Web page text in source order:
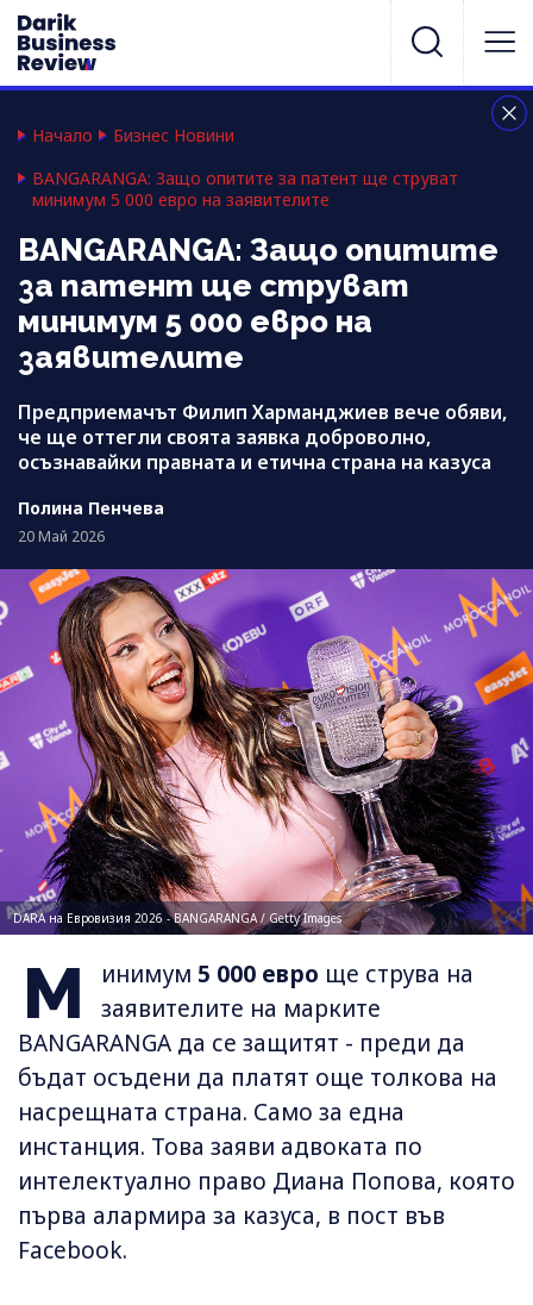
Начало
Бизнес Новини
BANGARANGA: Защо опитите за патент ще струват
минимум 5 000 евро на заявителите
BANGARANGA: Защо опитите
за патент ще струват
минимум 5 000 евро на
заявителите
Предприемачът Филип Харманджиев вече обяви,
че ще оттегли своята заявка доброволно,
осъзнавайки правната и етична страна на казуса
Полина Пенчева
20 Май 2026
DARA на Евровизия 2026 - BANGARANGA / Getty Images
М инимум 5 000 евро ще струва на
заявителите на марките
BANGARANGA да се защитят - преди да
бъдат осъдени да платят още толкова на
насрещната страна. Само за една
инстанция. Това заяви адвоката по
интелектуално право Диана Попова, която
първа алармира за казуса, в пост във
Facebook.